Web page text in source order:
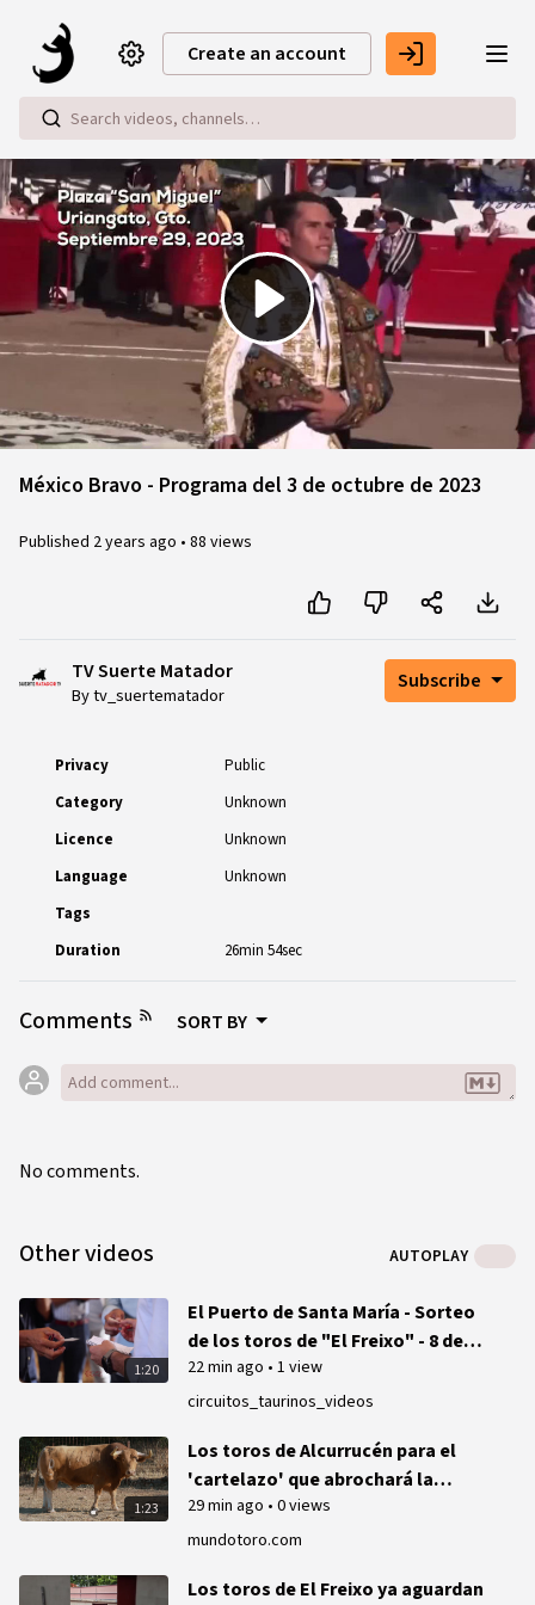
Create an account
Play
Video
México Bravo - Programa del 3 de octubre de 2023
Published 2 years ago • 88 views
TV Suerte Matador
By tv_suertematador
Subscribe
Privacy
Public
Category
Unknown
Licence
Unknown
Language
Unknown
Tags
Duration
26min 54sec
Comments SORT BY
No comments.
Other videos AUTOPLAY
1:20
circuitos_taurinos_videos
El Puerto de Santa María - Sorteo
de los toros de "El Freixo" - 8 de
agosto de 2026
22 min ago • 1 view
1:23
mundotoro.com
Los toros de Alcurrucén para el
'cartelazo' que abrochará la
Semana Grande de San Sebastián
29 min ago • 0 views
Los toros de El Freixo ya aguardan